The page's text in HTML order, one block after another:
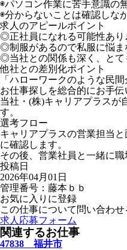
◉パソコン作業に苦手意識の
◉分からないことは確認しな
求人のアピールポイント
◎正社員になれる可能性あり
◎制服があるので私服に悩ま
◎当社との関係も深く、と
他社との差別化ポイント
「ハローワークのような民
お仕事探しを総合的にお手伝
当社・(株)キャリアプラスが
す。
選考フロー
キャリアプラスの営業担当
に確認します。
その後、営業社員と一緒に職
投稿日
2026年04月01日
管理番号：藤本ｂｂ
お気に入りに登録
この仕事について問い合わせ
求人応募フォーム
関連するお仕事
47838 福井市